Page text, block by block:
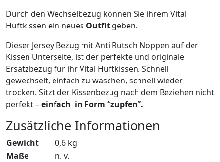
Durch den Wechselbezug können Sie ihrem Vital
Hüftkissen ein neues Outfit geben.
Dieser Jersey Bezug mit Anti Rutsch Noppen auf der
Kissen Unterseite, ist der perfekte und originale
Ersatzbezug für ihr Vital Hüftkissen. Schnell
gewechselt, einfach zu waschen, schnell wieder
trocken. Sitzt der Kissenbezug nach dem Beziehen nicht
perfekt –einfach in Form “zupfen”.
Zusätzliche Informationen
Gewicht
0,6 kg
Maße
n. v.